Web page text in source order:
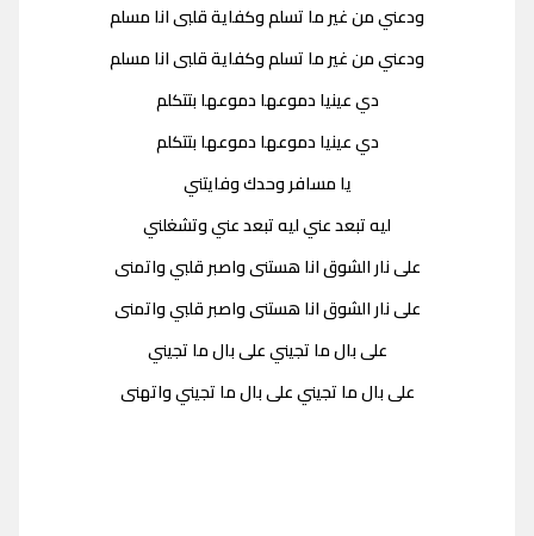
ودعني من غير ما تسلم وكفاية قلبى انا مسلم
ودعني من غير ما تسلم وكفاية قلبى انا مسلم
دي عينيا دموعها دموعها بتتكلم
دي عينيا دموعها دموعها بتتكلم
يا مسافر وحدك وفايتني
ليه تبعد عني ليه تبعد عني وتشغلني
على نار الشوق انا هستنى واصبر قلبي واتمنى
على نار الشوق انا هستنى واصبر قلبي واتمنى
على بال ما تجيني على بال ما تجيني
على بال ما تجيني على بال ما تجيني واتهنى